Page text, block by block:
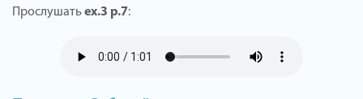
Прослушатьex.3 p.7: